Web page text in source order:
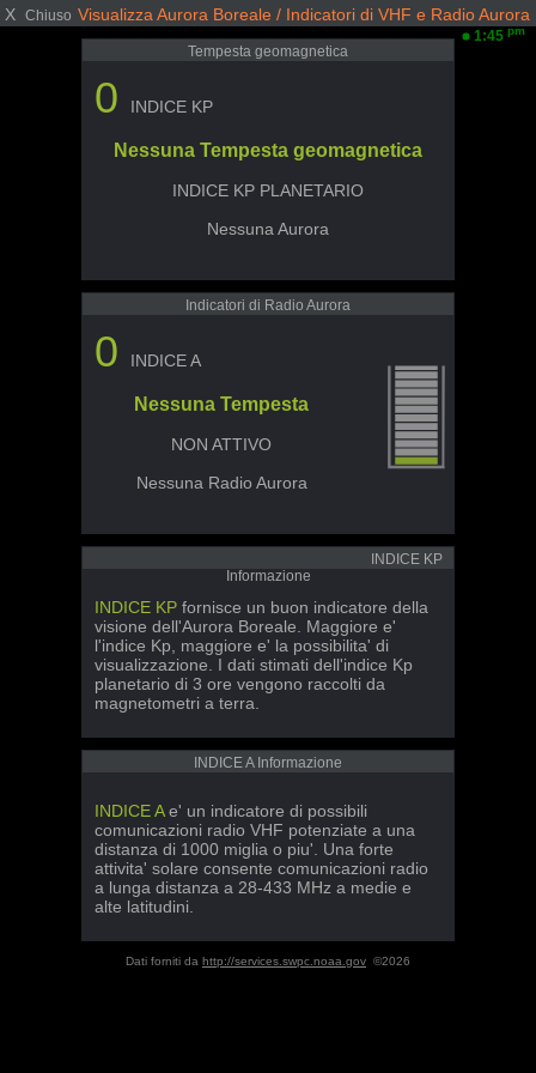
X Chiuso Visualizza Aurora Boreale / Indicatori di VHF e Radio Aurora
1:45 pm
Tempesta geomagnetica
0 INDICE KP
Nessuna Tempesta geomagnetica
INDICE KP PLANETARIO
Nessuna Aurora
Indicatori di Radio Aurora
0 INDICE A
Nessuna Tempesta
NON ATTIVO
Nessuna Radio Aurora
INDICE KP
Informazione
INDICE KP fornisce un buon indicatore della
visione dell'Aurora Boreale. Maggiore e'
l'indice Kp, maggiore e' la possibilita' di
visualizzazione. I dati stimati dell'indice Kp
planetario di 3 ore vengono raccolti da
magnetometri a terra.
INDICE A Informazione
INDICE Ae' un indicatore di possibili
comunicazioni radio VHF potenziate a una
distanza di 1000 miglia o piu'. Una forte
attivita' solare consente comunicazioni radio
a lunga distanza a 28-433 MHz a medie e
alte latitudini.
Dati forniti da http://services.swpc.noaa.gov ©2026